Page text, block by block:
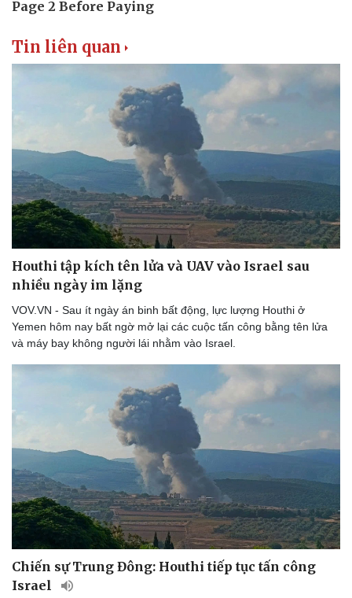
Bóng đá
Lịch thi đấu bóng đá
eSports
Ô tô
Xe máy
Tin liên quan
Houthi tập kích tên lửa và UAV vào Israel sau
nhiều ngày im lặng
VOV.VN - Sau ít ngày án binh bất động, lực lượng Houthi ở
Yemen hôm nay bất ngờ mở lại các cuộc tấn công bằng tên lửa
và máy bay không người lái nhằm vào Israel.
Chiến sự Trung Đông: Houthi tiếp tục tấn công
Israel